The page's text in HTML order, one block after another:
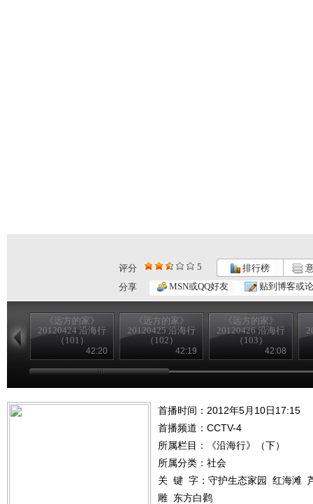
评分 5 排行榜
分享
MSN或QQ好友 贴到博客或
《远方的家》
20120424 沿海行
（101）
42:20
《远方的家》
20120425 沿海行
（102）
42:19
《远方的家》
20120426 沿海行
（103）
42:08
首播时间：2012年5月10日17:15
首播频道： CCTV-4
所属栏目：
《沿海行》（下）
所属分类：社会
关 键 字： 守护生态家园 红海滩
雕 东方白鹳